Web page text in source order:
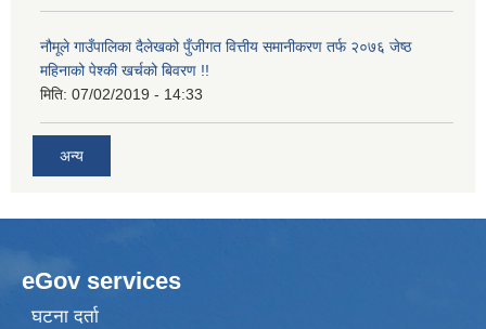
नौमूले गाउँपालिका दैलेखको पुँजीगत वित्तीय समानीकरण तर्फ २०७६ जेष्ठ
महिनाको पेश्की खर्चको बिवरण !!
मिति: 07/02/2019 - 14:33
अन्य
eGov services
घटना दर्ता